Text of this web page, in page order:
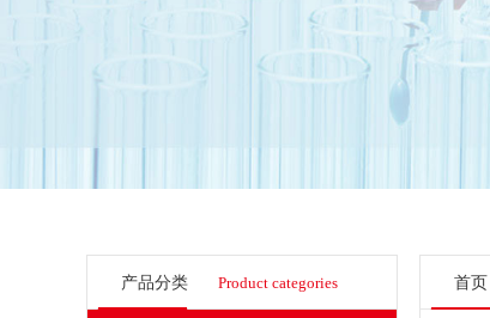
产品分类 Product categories 首页